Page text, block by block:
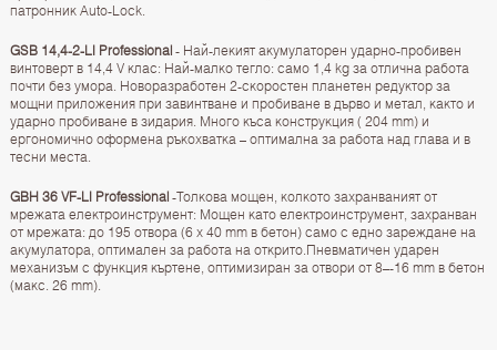
патронник Auto-Lock.
GSB 14,4-2-LI Professional- Най-лекият акумулаторен ударно-пробивен
винтоверт в 14,4 V клас: Най-малко тегло: само 1,4 kg за отлична работа
почти без умора. Новоразработен 2-скоростен планетен редуктор за
мощни приложения при завинтване и пробиване в дърво и метал, както и
ударно пробиване в зидария. Много къса конструкция ( 204 mm) и
ергономично оформена ръкохватка – оптимална за работа над глава и в
тесни места.
GBH 36 VF-LI Professional-Толкова мощен, колкото захранваният от
мрежата електроинструмент: Мощен като електроинструмент, захранван
от мрежата: до 195 отвора (6 x 40 mm в бетон) само с едно зареждане на
акумулатора, оптимален за работа на открито.Пневматичен ударен
механизъм с функция къртене, оптимизиран за отвори от 8–-16 mm в бетон
(макс. 26 mm).